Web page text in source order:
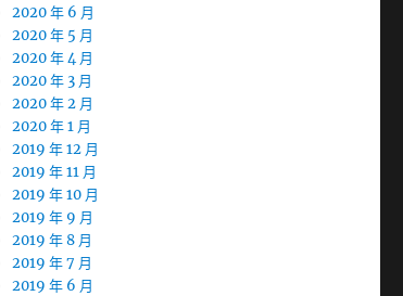
2020 年 6 月
2020 年 5 月
2020 年 4 月
2020 年 3 月
2020 年 2 月
2020 年 1 月
2019 年 12 月
2019 年 11 月
2019 年 10 月
2019 年 9 月
2019 年 8 月
2019 年 7 月
2019 年 6 月